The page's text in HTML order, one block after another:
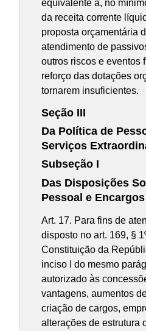
equivalente a, no
da receita corrente
proposta orçamentária
atendimento de
outros riscos e eventos
reforço das dotações
tornarem insuficientes.
Seção III
Da Política de
Serviços
Subseção I
Das Disposições
Pessoal e
Art. 17. Para fins de
disposto no art. 169, §
Constituição da
inciso I do mesmo
autorizado às
vantagens, aumentos
criação de cargos,
alterações de estrutura